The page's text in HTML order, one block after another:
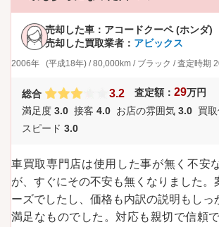
売却した車： アコードクーペ (ホンダ)
売却した買取業者： アビックス
2006年 (平成18年) / 80,000km / ブラック /査定時期
総合 3.2 査定額： 29万円
満足度 3.0 接客 4.0 お店の雰囲気 3.0 買
スピード 3.0
車買取専門店は使用した事が無く不安
が、すぐにその不安も無くなりました。
ーズでしたし、価格も内訳の説明もしっ
満足なものでした。対応も親切で信頼